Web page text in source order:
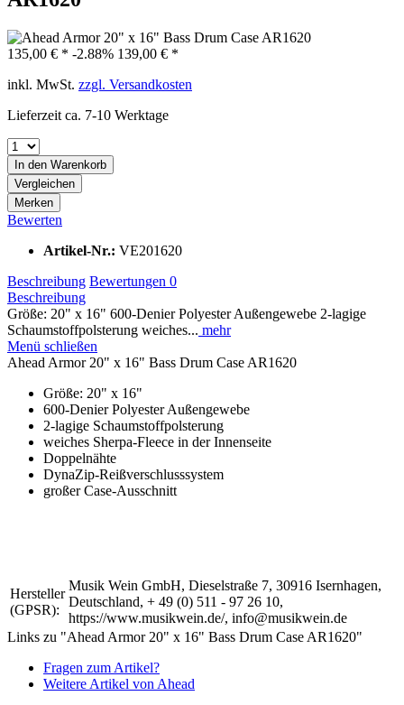
135,00 € * -2.88% 139,00 € *
inkl. MwSt. zzgl. Versandkosten
Lieferzeit ca. 7-10 Werktage
In den Warenkorb
Vergleichen
Merken
Bewerten
Artikel-Nr.: VE201620
Beschreibung Bewertungen 0
Beschreibung
Größe: 20" x 16" 600-Denier Polyester Außengewebe 2-lagige
Schaumstoffpolsterung weiches... mehr
Menü schließen
Ahead Armor 20" x 16" Bass Drum Case AR1620
Größe: 20" x 16"
600-Denier Polyester Außengewebe
2-lagige Schaumstoffpolsterung
weiches Sherpa-Fleece in der Innenseite
Doppelnähte
DynaZip-Reißverschlusssystem
großer Case-Ausschnitt
Hersteller
(GPSR):
Musik Wein GmbH, Dieselstraße 7, 30916 Isernhagen,
Deutschland, + 49 (0) 511 - 97 26 10,
https://www.musikwein.de/, info@musikwein.de
Links zu "Ahead Armor 20" x 16" Bass Drum Case AR1620"
Fragen zum Artikel?
Weitere Artikel von Ahead